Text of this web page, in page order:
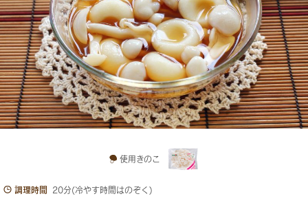
使用きのこ
調理時間 20分(冷やす時間はのぞく)